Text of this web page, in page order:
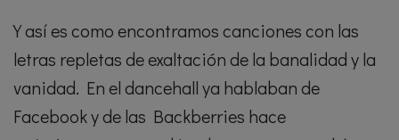
Y así es como encontramos canciones con las
letras repletas de exaltación de la banalidad y la
vanidad. En el dancehall ya hablaban de
Facebook y de las Backberries hace